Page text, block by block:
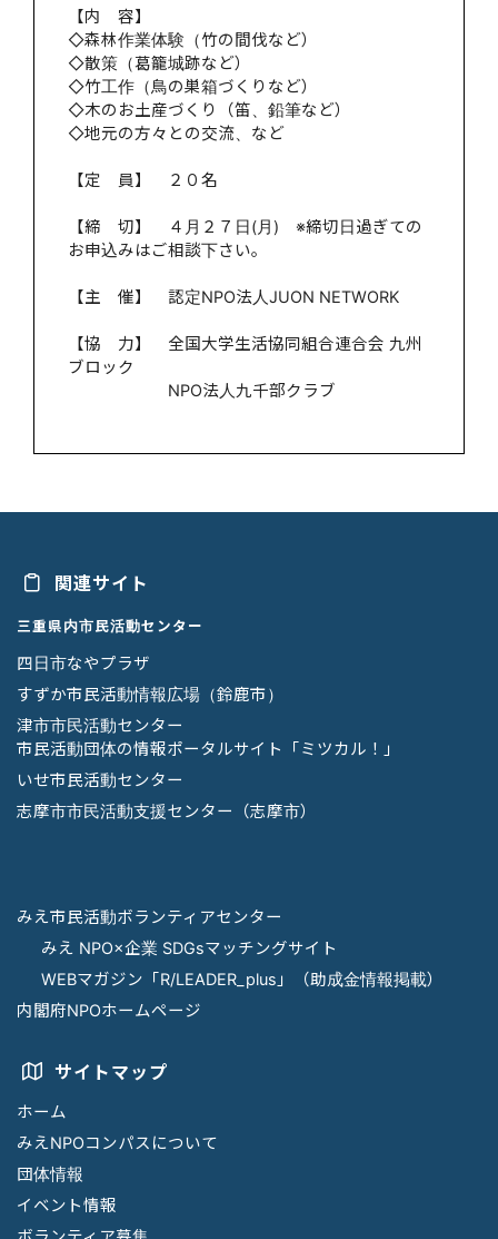
【内 容】
◇森林作業体験（竹の間伐など）
◇散策（葛籠城跡など）
◇竹工作（鳥の巣箱づくりなど）
◇木のお土産づくり（笛、鉛筆など）
◇地元の方々との交流、など
【定 員】 ２０名
【締 切】 ４月２７日(月) ※締切日過ぎての
お申込みはご相談下さい。
【主 催】 認定NPO法人JUON NETWORK
【協 力】 全国大学生活協同組合連合会 九州
ブロック
NPO法人九千部クラブ
関連サイト
三重県内市民活動センター
四日市なやプラザ
すずか市民活動情報広場（鈴鹿市）
津市市民活動センター
市民活動団体の情報ポータルサイト「ミツカル！」
いせ市民活動センター
志摩市市民活動支援センター（志摩市）
みえ市民活動ボランティアセンター
みえ NPO×企業 SDGsマッチングサイト
WEBマガジン「R/LEADER_plus」（助成金情報掲載）
内閣府NPOホームページ
サイトマップ
ホーム
みえNPOコンパスについて
団体情報
イベント情報